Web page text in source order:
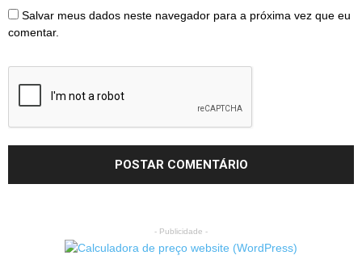
Salvar meus dados neste navegador para a próxima vez que eu
comentar.
- Publicidade -